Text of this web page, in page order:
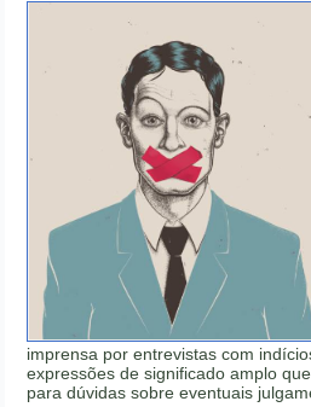
imprensa por entrevistas com
expressões de significado amplo
para dúvidas sobre eventuais